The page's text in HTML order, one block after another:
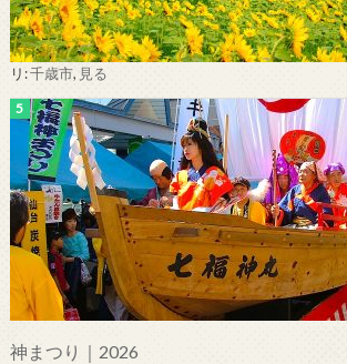
リ:千歳市, 見る
神まつり｜2026